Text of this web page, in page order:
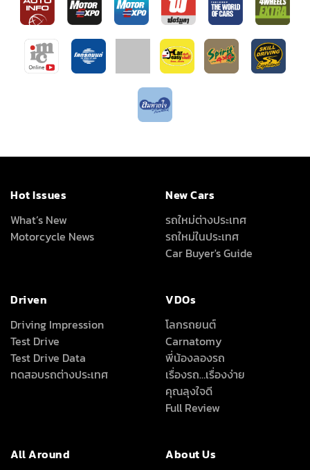
Hot Issues
What’s New
Motorcycle News
New Cars
รถใหม่ต่างประเทศ
รถใหม่ในประเทศ
Car Buyer's Guide
Driven
Driving Impression
Test Drive
Test Drive Data
ทดสอบรถต่างประเทศ
VDOs
โลกรถยนต์
Carnatomy
พี่น้องลองรถ
เรื่องรถ…เรื่องง่าย
คุณลุงใจดี
Full Review
All Around
About Us